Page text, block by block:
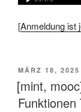
[Anmeldung ist
AM
MÄRZ 18, 2025
[mint,